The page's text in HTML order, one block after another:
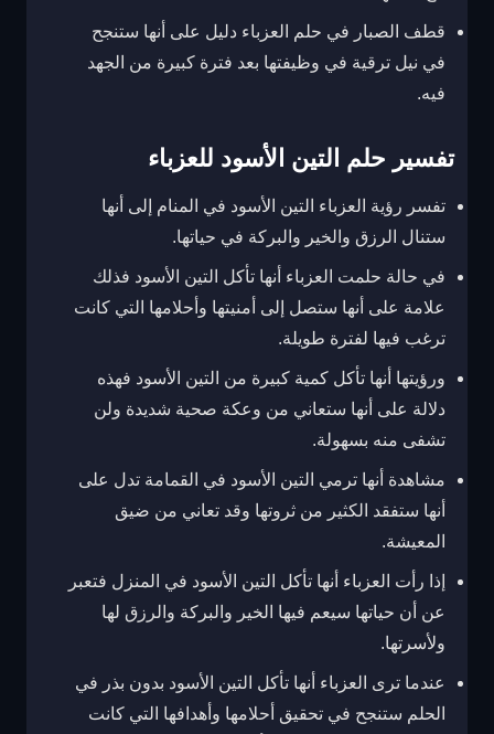
قطف الصبار في حلم العزباء دليل على أنها ستنجح
في نيل ترقية في وظيفتها بعد فترة كبيرة من الجهد
فيه.
تفسير حلم التين الأسود للعزباء
تفسر رؤية العزباء التين الأسود في المنام إلى أنها
ستنال الرزق والخير والبركة في حياتها.
في حالة حلمت العزباء أنها تأكل التين الأسود فذلك
علامة على أنها ستصل إلى أمنيتها وأحلامها التي كانت
ترغب فيها لفترة طويلة.
ورؤيتها أنها تأكل كمية كبيرة من التين الأسود فهذه
دلالة على أنها ستعاني من وعكة صحية شديدة ولن
تشفى منه بسهولة.
مشاهدة أنها ترمي التين الأسود في القمامة تدل على
أنها ستفقد الكثير من ثروتها وقد تعاني من ضيق
المعيشة.
إذا رأت العزباء أنها تأكل التين الأسود في المنزل فتعبر
عن أن حياتها سيعم فيها الخير والبركة والرزق لها
ولأسرتها.
عندما ترى العزباء أنها تأكل التين الأسود بدون بذر في
الحلم ستنجح في تحقيق أحلامها وأهدافها التي كانت